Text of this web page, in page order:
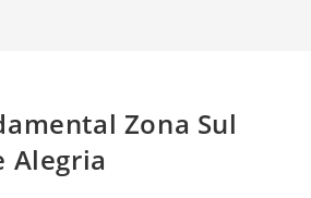
Zona Sul
Alegria